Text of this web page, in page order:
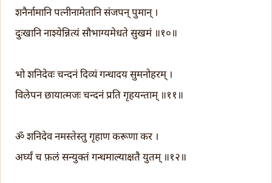
शनैर्नामानि पत्नीनामेतानि संजपन् पुमान् ।
दुःखानि नाश्येन्नित्यं सौभाग्यमेधते सुखमं ॥१०॥
भो शनिदेवः चन्दनं दिव्यं गन्धादय सुमनोहरम् ।
विलेपन छायात्मजः चन्दनं प्रति गृहयन्ताम् ॥११॥
ॐ शनिदेव नमस्तेस्तु गृहाण करूणा कर ।
अर्घ्यं च फ़लं सन्युक्तं गन्धमाल्याक्षतै युतम् ॥१२॥